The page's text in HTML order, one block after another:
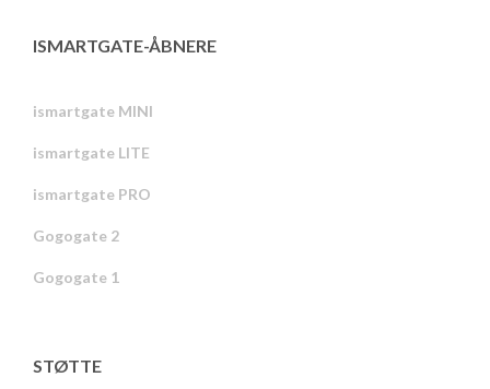
ISMARTGATE-ÅBNERE
ismartgate MINI
ismartgate LITE
ismartgate PRO
Gogogate 2
Gogogate 1
STØTTE